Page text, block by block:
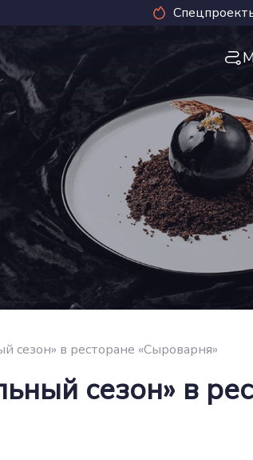
сезон» в ресторане «Сыроварня»
сезон» в